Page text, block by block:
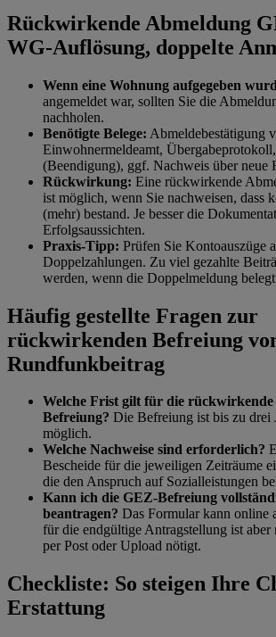
Rückwirkende Abmeldung
WG-Auflösung, doppelte
Wenn eine Wohnung aufgegeben
angemeldet war, sollten Sie die
nachholen.
Benötigte Belege: Abmeldebestätigung
Einwohnermeldeamt,
(Beendigung), ggf. Nachweis über neue
Rückwirkung: Eine rückwirkende
ist möglich, wenn Sie nachweisen, dass
(mehr) bestand. Je besser die
Erfolgsaussichten.
Praxis-Tipp: Prüfen Sie Kontoauszüge
Doppelzahlungen. Zu viel gezahlte
werden, wenn die Doppelmeldung
Häufig gestellte Fragen zur
rückwirkenden Befreiung
Rundfunkbeitrag
Welche Frist gilt für die
Befreiung? Die Befreiung ist bis zu drei
möglich.
Welche Nachweise sind erforderlich?
Bescheide für die jeweiligen Zeiträume
die den Anspruch auf Sozialleistungen
Kann ich die GEZ-Befreiung
beantragen? Das Formular kann online
für die endgültige Antragstellung ist aber
per Post oder Upload nötigt.
Checkliste: So steigen Ihre
Erstattung